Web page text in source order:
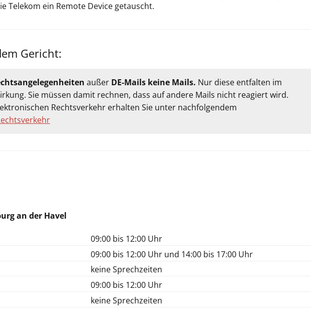
Telekom ein Remote Device getauscht.
Gericht:
außer DE-Mails keine Mails. Nur diese entfalten im
Sie müssen damit rechnen, dass auf andere Mails nicht reagiert wird.
Rechtsverkehr erhalten Sie unter nachfolgendem
an der Havel
09:00 bis 12:00 Uhr
09:00 bis 12:00 Uhr und 14:00 bis 17:00 Uhr
keine Sprechzeiten
09:00 bis 12:00 Uhr
keine Sprechzeiten